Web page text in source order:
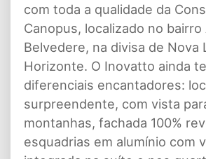
com toda a qualidade da
Canopus, localizado no bairro
Belvedere, na divisa de Nova
Horizonte. O Inovatto ainda
diferenciais encantadores:
surpreendente, com vista
montanhas, fachada 100%
esquadrias em alumínio com